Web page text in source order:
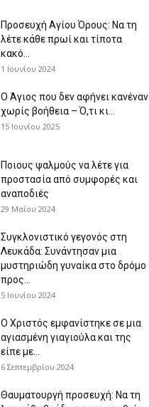
Προσευχή Αγίου Όρους: Να τη
λέτε κάθε πρωί και τίποτα
κακό...
1 Ιουνίου 2024
Ο Άγιος που δεν αφήνει κανέναν
χωρίς βοήθεια – Ό,τι κι...
15 Ιουνίου 2025
Ποιους ψαλμούς να λέτε για
προστασία από συμφορές και
αναποδιές
29 Μαΐου 2024
Συγκλονιστικό γεγονός στη
Λευκάδα: Συνάντησαν μια
μυστηριώδη γυναίκα στο δρόμο
προς...
5 Ιουνίου 2024
Ο Χριστός εμφανίστηκε σε μια
αγιασμένη γιαγιούλα και της
είπε με...
6 Σεπτεμβρίου 2024
Θαυματουργή προσευχή: Να τη